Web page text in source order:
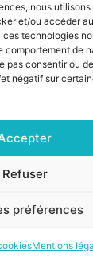
nous
et/ou accéder
technologies
comportement de
pas consentir ou
négatif sur
Refuser
préférences
Mentions
légales